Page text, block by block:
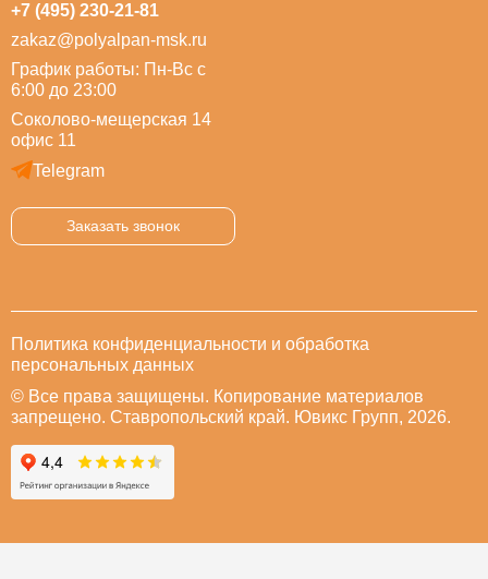
+7 (495) 230-21-81
zakaz@polyalpan-msk.ru
График работы: Пн-Вс с
6:00 до 23:00
Соколово-мещерская 14
офис 11
Telegram
Заказать звонок
Политика конфиденциальности и обработка
персональных данных
© Все права защищены. Копирование материалов
запрещено. Ставропольский край. Ювикс Групп, 2026.